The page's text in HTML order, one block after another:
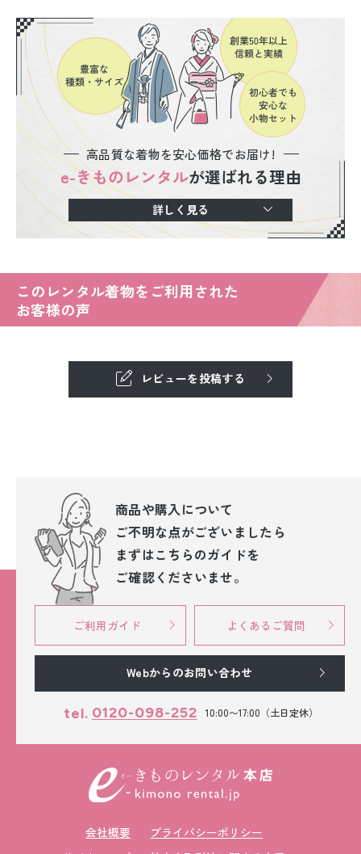
高品質な着物を安心価格でお届け!
e-きものレンタルが選ばれる理由
詳しく見る
このレンタル着物をご利用された
お客様の声
レビューを投稿する
商品や購入について
ご不明な点がございましたら
まずはこちらのガイドを
ご確認くださいませ。
ご利用ガイド よくあるご質問
Webからのお問い合わせ
tel. 0120-098-252 10:00〜17:00（土日定休）
会社概要
プライバシーポリシー